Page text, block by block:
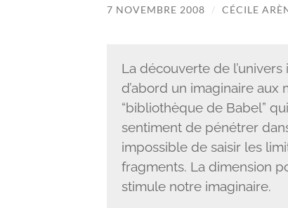
7 NOVEMBRE 2008 / CÉCILE
La découverte de
d’abord un imaginaire aux
“bibliothèque de Babel”
sentiment de pénétrer
impossible de saisir les
fragments. La dimension
stimule notre imaginaire.